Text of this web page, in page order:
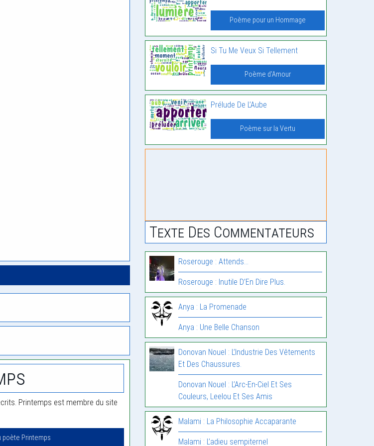
Printemps est membre du site
poète Printemps
Poème pour un Hommage
Si Tu Me Veux Si Tellement
Poème d'Amour
Prélude De L’Aube
Poème sur la Vertu
Texte Des Commentateurs
Roserouge : Attends…
Roserouge : Inutile D’En Dire Plus.
Anya : La Promenade
Anya : Une Belle Chanson
Donovan Nouel : L’Industrie Des Vêtements
Et Des Chaussures.
Donovan Nouel : L’Arc-En-Ciel Et Ses
Couleurs, Leelou Et Ses Amis
Malami : La Philosophie Accaparante
Malami : L’adieu sempiternel